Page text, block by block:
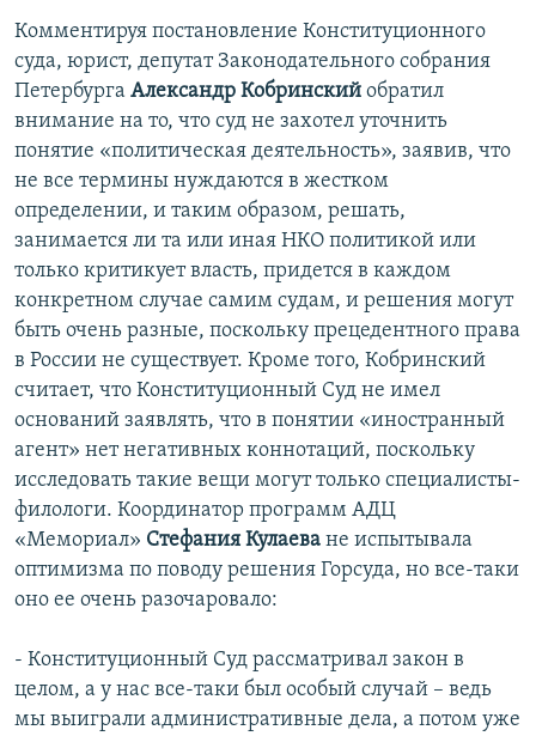
Комментируя постановление Конституционного
суда, юрист, депутат Законодательного собрания
Петербурга Александр Кобринский обратил
внимание на то, что суд не захотел уточнить
понятие «политическая деятельность», заявив, что
не все термины нуждаются в жестком
определении, и таким образом, решать,
занимается ли та или иная НКО политикой или
только критикует власть, придется в каждом
конкретном случае самим судам, и решения могут
быть очень разные, поскольку прецедентного права
в России не существует. Кроме того, Кобринский
считает, что Конституционный Суд не имел
оснований заявлять, что в понятии «иностранный
агент» нет негативных коннотаций, поскольку
исследовать такие вещи могут только специалисты-
филологи. Координатор программ АДЦ
«Мемориал» Стефания Кулаева не испытывала
оптимизма по поводу решения Горсуда, но все-таки
оно ее очень разочаровало:
- Конституционный Суд рассматривал закон в
целом, а у нас все-таки был особый случай – ведь
мы выиграли административные дела, а потом уже